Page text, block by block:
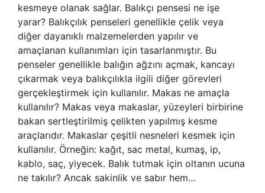
kesmeye olanak sağlar. Balıkçı pensesi ne işe
yarar? Balıkçılık penseleri genellikle çelik veya
diğer dayanıklı malzemelerden yapılır ve
amaçlanan kullanımları için tasarlanmıştır. Bu
penseler genellikle balığın ağzını açmak, kancayı
çıkarmak veya balıkçılıkla ilgili diğer görevleri
gerçekleştirmek için kullanılır. Makas ne amaçla
kullanılır? Makas veya makaslar, yüzeyleri birbirine
bakan sertleştirilmiş çelikten yapılmış kesme
araçlarıdır. Makaslar çeşitli nesneleri kesmek için
kullanılır. Örneğin: kağıt, sac metal, kumaş, ip,
kablo, saç, yiyecek. Balık tutmak için oltanın ucuna
ne takılır? Ancak sakinlik ve sabır hem…